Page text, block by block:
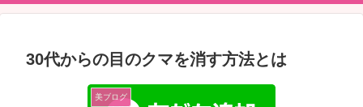
30代からの目のクマを消す方法とは
美ブログ